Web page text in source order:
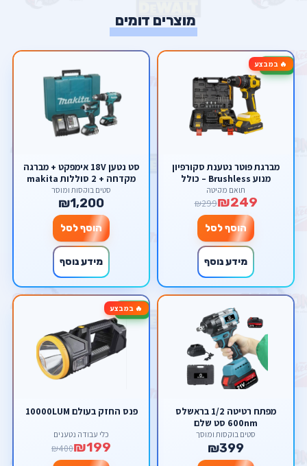
מוצרים דומים
🔥 במבצע-17%
מברגת פוטר נטענת סקורפיון
מנוע Brushless – כולל
סוללות ליתיום, מטען ומזוודת
אביזרים ענקית
תואם מקיטה
₪249
₪299
הוסף לסל
מידע נוסף
סט נטען 18V אימפקט + מברגה
מקדחה + 2 סוללות makita
סטים בוקסות ומוסך
₪1,200
הוסף לסל
מידע נוסף
מפתח רטיטה 1/2 בראשלס
600nm סט שלם
סטים בוקסות ומוסך
₪399
🔥 במבצע-50%
פנס החזק בעולם 10000LUM
כלי עבודה נטענים
₪199
₪400